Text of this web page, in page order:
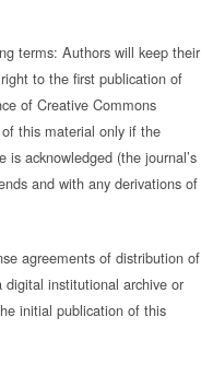
terms: Authors will keep their
to the first publication of
of Creative Commons
this material only if the
acknowledged (the journal’s
and with any derivations of
agreements of distribution of
institutional archive or
initial publication of this